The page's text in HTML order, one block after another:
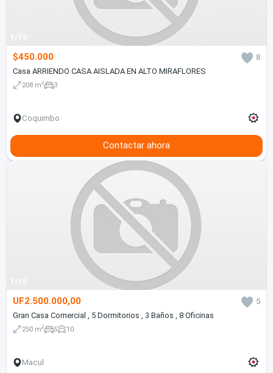
1/15
$450.000
8
Casa ARRIENDO CASA AISLADA EN ALTO MIRAFLORES
208 m2 3
Coquimbo
Contactar ahora
1/15
UF2.500.000,00
5
Gran Casa Comercial , 5 Dormitorios , 3 Baños , 8 Oficinas
250 m2 5 10
Macul